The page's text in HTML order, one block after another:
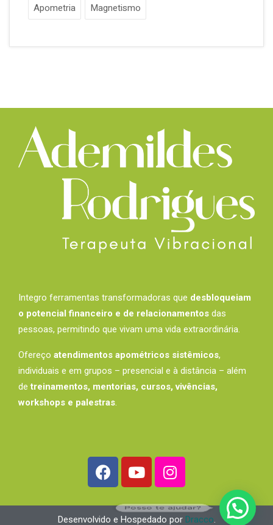
Apometria Magnetismo
Integro ferramentas transformadoras que desbloqueiam
o potencial financeiro e de relacionamentos das
pessoas, permitindo que vivam uma vida extraordinária.
Ofereço atendimentos apométricos sistêmicos,
individuais e em grupos – presencial e à distância – além
detreinamentos, mentorias, cursos, vivências,
workshops e palestras.
Desenvolvido e Hospedado por Dracco.
Posso te ajudar?